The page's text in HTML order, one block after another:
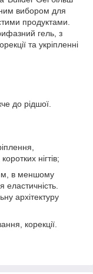
вибором для
продуктами.
гель, з
та укріпленні
до рідшої.
нігтів;
в меншому
еластичність.
архітектуру
корекції.